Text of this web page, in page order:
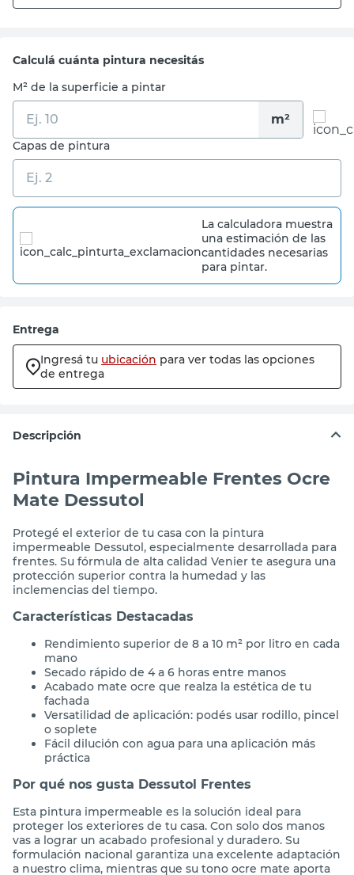
Calculá cuánta pintura necesitás
M² de la superficie a pintar
m²
Capas de pintura
La calculadora muestra
una estimación de las
cantidades necesarias
para pintar.
Entrega
Ingresá tu ubicación para ver todas las opciones
de entrega
Descripción
Pintura Impermeable Frentes Ocre
Mate Dessutol
Protegé el exterior de tu casa con la pintura
impermeable Dessutol, especialmente desarrollada para
frentes. Su fórmula de alta calidad Venier te asegura una
protección superior contra la humedad y las
inclemencias del tiempo.
Características Destacadas
Rendimiento superior de 8 a 10 m² por litro en cada
mano
Secado rápido de 4 a 6 horas entre manos
Acabado mate ocre que realza la estética de tu
fachada
Versatilidad de aplicación: podés usar rodillo, pincel
o soplete
Fácil dilución con agua para una aplicación más
práctica
Por qué nos gusta Dessutol Frentes
Esta pintura impermeable es la solución ideal para
proteger los exteriores de tu casa. Con solo dos manos
vas a lograr un acabado profesional y duradero. Su
formulación nacional garantiza una excelente adaptación
a nuestro clima, mientras que su tono ocre mate aporta